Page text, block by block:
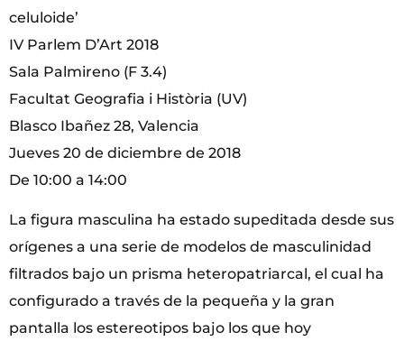
celuloide’
IV Parlem D’Art 2018
Sala Palmireno (F 3.4)
Facultat Geografia i Història (UV)
Blasco Ibañez 28, Valencia
Jueves 20 de diciembre de 2018
De 10:00 a 14:00
La figura masculina ha estado supeditada desde sus
orígenes a una serie de modelos de masculinidad
filtrados bajo un prisma heteropatriarcal, el cual ha
configurado a través de la pequeña y la gran
pantalla los estereotipos bajo los que hoy